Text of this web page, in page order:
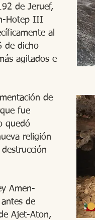
de Jeruef,
Hotep III
al
de dicho
agitados e
de
fue
quedó
religión
Amen-
de
Ajet-Aton,